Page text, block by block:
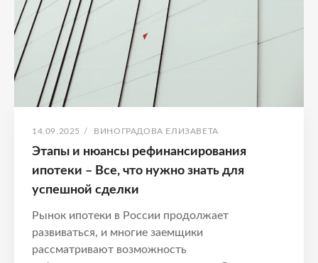
кредита
ОПУБЛИКОВАНО
14.09.2025 / АВТОР:
ВИНОГРАДОВА ЕЛИЗАВЕТА
Этапы и нюансы рефинансирования
ипотеки – Все, что нужно знать для
успешной сделки
Рынок ипотеки в России продолжает
развиваться, и многие заемщики
рассматривают возможность